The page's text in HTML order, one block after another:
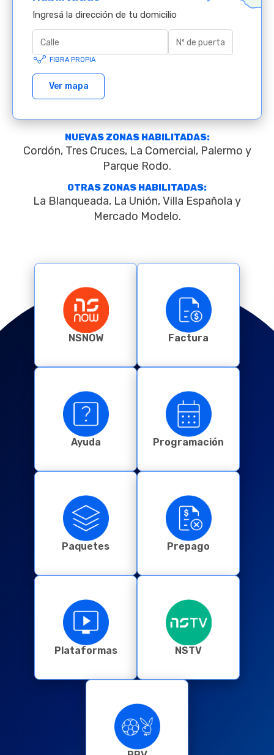
Ingresá la dirección de tu domicilio
FIBRA PROPIA
Ver mapa
NUEVAS ZONAS HABILITADAS:
Cordón, Tres Cruces, La Comercial, Palermo y
Parque Rodo.
OTRAS ZONAS HABILITADAS:
La Blanqueada, La Unión, Villa Española y
Mercado Modelo.
NSNOW Factura
Ayuda Programación
Paquetes Prepago
Plataformas NSTV